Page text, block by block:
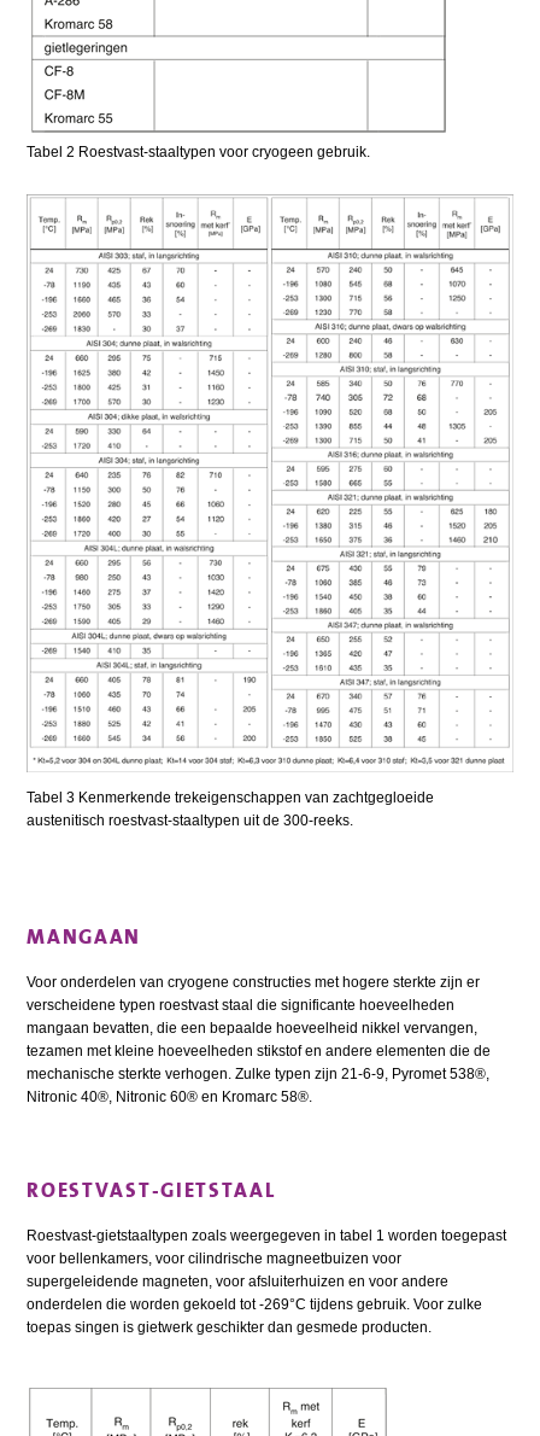
Tabel 2 Roestvast-staaltypen voor cryogeen gebruik.
Tabel 3 Kenmerkende trekeigenschappen van zachtgegloeide
austenitisch roestvast-staaltypen uit de 300-reeks.
MANGAAN
Voor onderdelen van cryogene constructies met hogere sterkte zijn er
verscheidene typen roestvast staal die significante hoeveelheden
mangaan bevatten, die een bepaalde hoeveelheid nikkel vervangen,
tezamen met kleine hoeveelheden stikstof en andere elementen die de
mechanische sterkte verhogen. Zulke typen zijn 21-6-9, Pyromet 538®,
Nitronic 40®, Nitronic 60® en Kromarc 58®.
ROESTVAST-GIETSTAAL
Roestvast-gietstaaltypen zoals weergegeven in tabel 1 worden toegepast
voor bellenkamers, voor cilindrische magneetbuizen voor
supergeleidende magneten, voor afsluiterhuizen en voor andere
onderdelen die worden gekoeld tot -269°C tijdens gebruik. Voor zulke
toepas singen is gietwerk geschikter dan gesmede producten.